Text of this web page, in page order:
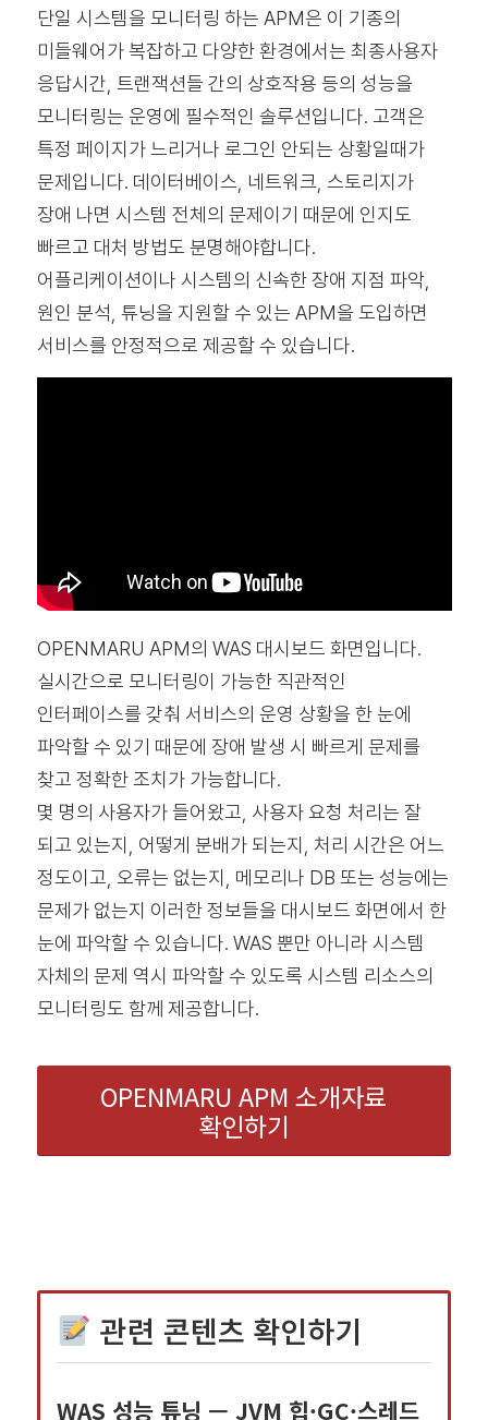
단일 시스템을 모니터링 하는 APM은 이 기종의
미들웨어가 복잡하고 다양한 환경에서는 최종사용자
응답시간, 트랜잭션들 간의 상호작용 등의 성능을
모니터링는 운영에 필수적인 솔루션입니다. 고객은
특정 페이지가 느리거나 로그인 안되는 상황일때가
문제입니다. 데이터베이스, 네트워크, 스토리지가
장애 나면 시스템 전체의 문제이기 때문에 인지도
빠르고 대처 방법도 분명해야합니다.
어플리케이션이나 시스템의 신속한 장애 지점 파악,
원인 분석, 튜닝을 지원할 수 있는 APM을 도입하면
서비스를 안정적으로 제공할 수 있습니다.
OPENMARU APM의 WAS 대시보드 화면입니다.
실시간으로 모니터링이 가능한 직관적인
인터페이스를 갖춰 서비스의 운영 상황을 한 눈에
파악할 수 있기 때문에 장애 발생 시 빠르게 문제를
찾고 정확한 조치가 가능합니다.
몇 명의 사용자가 들어왔고, 사용자 요청 처리는 잘
되고 있는지, 어떻게 분배가 되는지, 처리 시간은 어느
정도이고, 오류는 없는지, 메모리나 DB 또는 성능에는
문제가 없는지 이러한 정보들을 대시보드 화면에서 한
눈에 파악할 수 있습니다. WAS 뿐만 아니라 시스템
자체의 문제 역시 파악할 수 있도록 시스템 리소스의
모니터링도 함께 제공합니다.
OPENMARU APM 소개자료
확인하기
관련 콘텐츠 확인하기
WAS 성능 튜닝 — JVM 힙·GC·스레드